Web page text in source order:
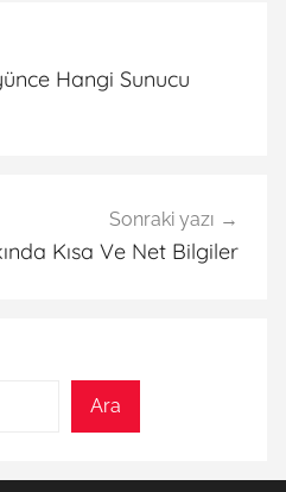
Hangi Sunucu
Sonraki yazı
Kısa Ve Net Bilgiler
Ara